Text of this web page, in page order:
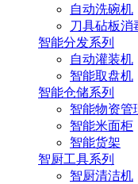
自动洗碗机
刀具砧板消
智能分发系列
自动灌装机
智能取盘机
智能仓储系列
智能物资管
智能米面柜
智能货架
智厨工具系列
智厨清洁机